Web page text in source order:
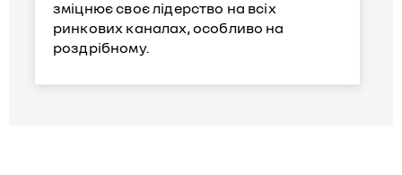
зміцнює своє лідерство на всіх
ринкових каналах, особливо на
роздрібному.